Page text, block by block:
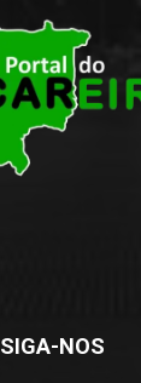
SIGA-NOS